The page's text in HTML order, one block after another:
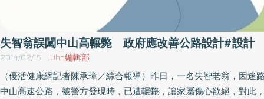
失智翁誤闖中山高輾斃 政府應改善公路設計#設計
2014/02/15 Uho編輯部
（優活健康網記者陳承璋／綜合報導）昨日，一名失智老翁，因迷
中山高速公路，被警方發現時，已遭輾斃，讓家屬傷心欲絕，對此